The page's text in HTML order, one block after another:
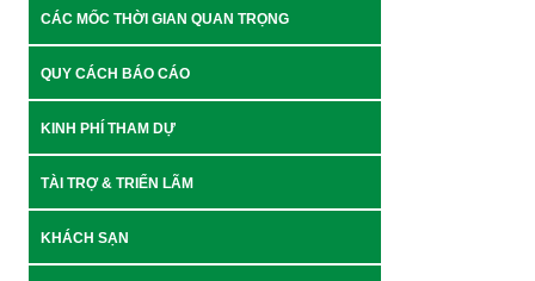
CÁC MỐC THỜI GIAN QUAN TRỌNG
QUY CÁCH BÁO CÁO
KINH PHÍ THAM DỰ
TÀI TRỢ & TRIỂN LÃM
KHÁCH SẠN